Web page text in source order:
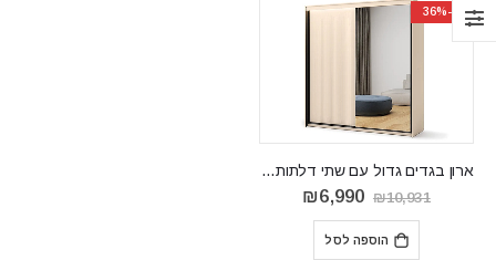
-36%
ארון בגדים גדול עם שתי דלתות ותאורה LEREND LS 01
₪10,931
המחיר
המקורי
היה:
₪10,931.
₪6,990
המחיר
הוספה לסל